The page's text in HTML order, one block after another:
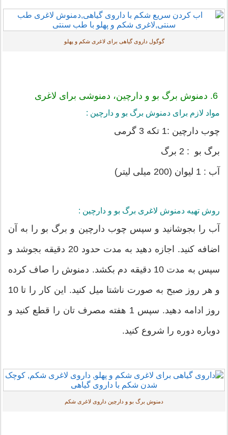
گوگول داروی گیاهی برای لاغری شکم و پهلو
6. دمنوش برگ بو و دارچین، دمنوشی برای لاغری
مواد لازم برای دمنوش برگ بو و دارچین :
چوب دارچین :1 تکه 3 گرمی
برگ بو : 2 برگ
آب : 1 لیوان (200 میلی لیتر)
روش تهیه دمنوش لاغری برگ بو و دارچین :
آب را بجوشانید و سپس چوب دارچین و برگ بو را به آن
اضافه کنید. اجازه دهید به مدت حدود 20 دقیقه بجوشد و
سپس به مدت 10 دقیقه دم بکشد. دمنوش را صاف کرده
و هر روز صبح به صورت ناشتا میل کنید. این کار را تا 10
روز ادامه دهید. سپس 1 هفته مصرف تان را قطع کنید و
دوباره دوره را شروع کنید.
دمنوش برگ بو و دارچین داروی لاغری شکم